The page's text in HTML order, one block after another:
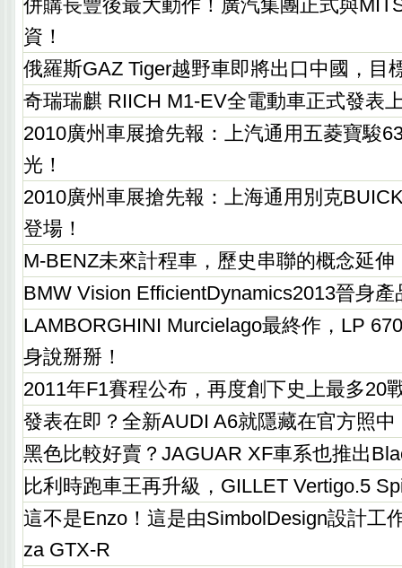
併購長豐後最大動作！廣汽集團正式與
資！
俄羅斯GAZ Tiger越野車即將出口中國，目
奇瑞瑞麒 RIICH M1-EV全電動車正式發表
2010廣州車展搶先報：上汽通用五菱寶駿
光！
2010廣州車展搶先報：上海通用別克
登場！
M-BENZ未來計程車，歷史串聯的概念延伸
BMW Vision EfficientDynamics2013晉身產
LAMBORGHINI Murcielago最終作，LP
身說掰掰！
2011年F1賽程公布，再度創下史上最多20
發表在即？全新AUDI A6就隱藏在官方照中
黑色比較好賣？JAGUAR XF車系也推出
比利時跑車王再升級，GILLET Vertigo.5
這不是Enzo！這是由SimbolDesign設計工
za GTX-R